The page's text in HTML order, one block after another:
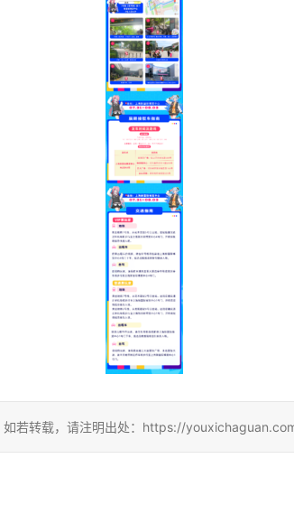
如若转载，请注明出处：https://